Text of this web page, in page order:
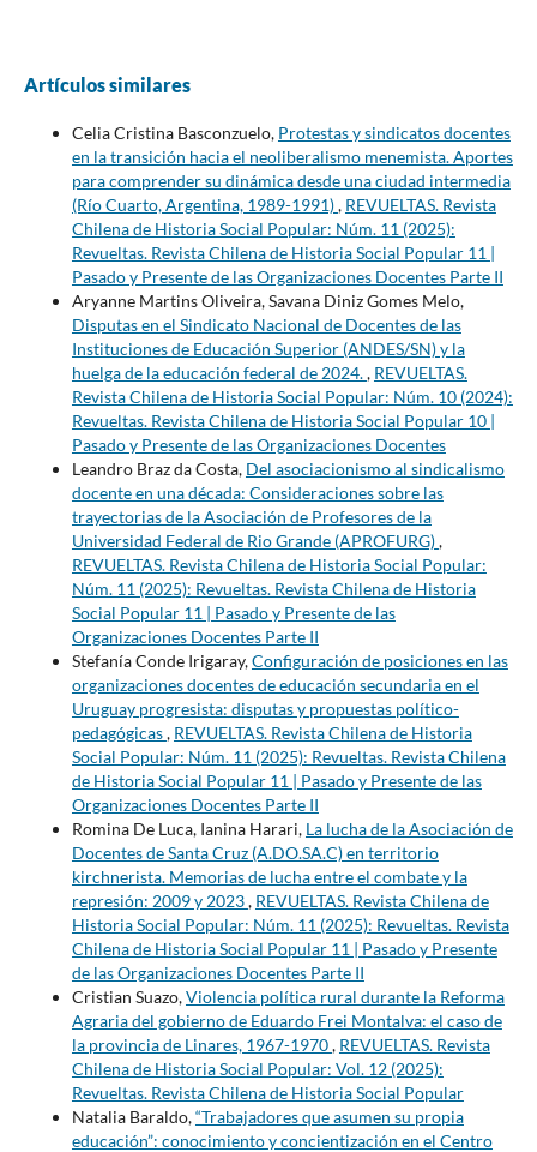
Artículos similares
Celia Cristina Basconzuelo, Protestas y sindicatos docentes
en la transición hacia el neoliberalismo menemista. Aportes
para comprender su dinámica desde una ciudad intermedia
(Río Cuarto, Argentina, 1989-1991), REVUELTAS. Revista
Chilena de Historia Social Popular: Núm. 11 (2025):
Revueltas. Revista Chilena de Historia Social Popular 11 |
Pasado y Presente de las Organizaciones Docentes Parte II
Aryanne Martins Oliveira, Savana Diniz Gomes Melo,
Disputas en el Sindicato Nacional de Docentes de las
Instituciones de Educación Superior (ANDES/SN) y la
huelga de la educación federal de 2024., REVUELTAS.
Revista Chilena de Historia Social Popular: Núm. 10 (2024):
Revueltas. Revista Chilena de Historia Social Popular 10 |
Pasado y Presente de las Organizaciones Docentes
Leandro Braz da Costa, Del asociacionismo al sindicalismo
docente en una década: Consideraciones sobre las
trayectorias de la Asociación de Profesores de la
Universidad Federal de Rio Grande (APROFURG),
REVUELTAS. Revista Chilena de Historia Social Popular:
Núm. 11 (2025): Revueltas. Revista Chilena de Historia
Social Popular 11 | Pasado y Presente de las
Organizaciones Docentes Parte II
Stefanía Conde Irigaray,Configuración de posiciones en las
organizaciones docentes de educación secundaria en el
Uruguay progresista: disputas y propuestas político-
pedagógicas, REVUELTAS. Revista Chilena de Historia
Social Popular: Núm. 11 (2025): Revueltas. Revista Chilena
de Historia Social Popular 11 | Pasado y Presente de las
Organizaciones Docentes Parte II
Romina De Luca, Ianina Harari, La lucha de la Asociación de
Docentes de Santa Cruz (A.DO.SA.C) en territorio
kirchnerista. Memorias de lucha entre el combate y la
represión: 2009 y 2023, REVUELTAS. Revista Chilena de
Historia Social Popular: Núm. 11 (2025): Revueltas. Revista
Chilena de Historia Social Popular 11 | Pasado y Presente
de las Organizaciones Docentes Parte II
Cristian Suazo,Violencia política rural durante la Reforma
Agraria del gobierno de Eduardo Frei Montalva: el caso de
la provincia de Linares, 1967-1970, REVUELTAS. Revista
Chilena de Historia Social Popular: Vol. 12 (2025):
Revueltas. Revista Chilena de Historia Social Popular
Natalia Baraldo,“Trabajadores que asumen su propia
educación”: conocimiento y concientización en el Centro